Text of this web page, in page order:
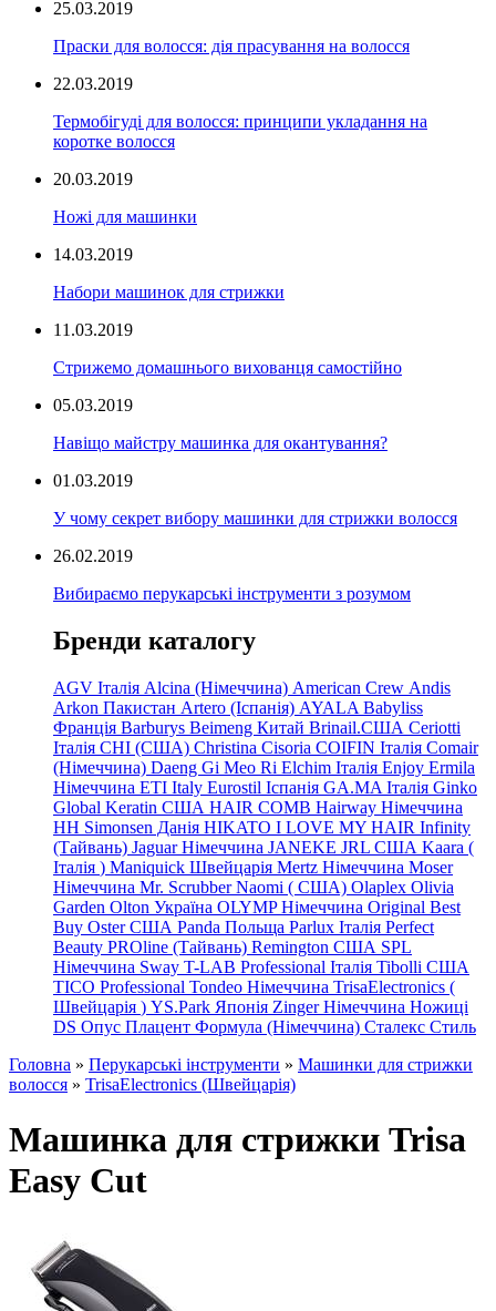
25.03.2019
Праски для волосся: дія прасування на волосся
22.03.2019
Термобігуді для волосся: принципи укладання на
коротке волосся
20.03.2019
Ножі для машинки
14.03.2019
Набори машинок для стрижки
11.03.2019
Стрижемо домашнього вихованця самостійно
05.03.2019
Навіщо майстру машинка для окантування?
01.03.2019
У чому секрет вибору машинки для стрижки волосся
26.02.2019
Вибираємо перукарські інструменти з розумом
Бренди каталогу
AGV Італія Alcina (Німеччина) American Crew Andis
Arkon Пакистан Artero (Іспанія) AYALA Babyliss
Франція Barburys Beimeng Китай Brinail.США Ceriotti
Італія CHI (США) Christina Cisoria COIFIN Італія Comair
(Німеччина) Daeng Gi Meo Ri Elchim Італія Enjoy Ermila
Німеччина ETI Italy Eurostil Іспанія GA.MA Італія Ginko
Global Keratin США HAIR COMB Hairway Німеччина
HH Simonsen Данія HIKATO I LOVE MY HAIR Infinity
(Тайвань) Jaguar Німеччина JANEKE JRL США Kaara (
Італія ) Maniquick Швейцарія Mertz Німеччина Moser
Німеччина Mr. Scrubber Naomi ( США) Olaplex Olivia
Garden Olton Україна OLYMP Німеччина Original Best
Buy Oster США Panda Польща Parlux Італія Perfect
Beauty PROline (Тайвань) Remington США SPL
Німеччина Sway T-LAB Professional Італія Tibolli США
TICO Professional Tondeo Німеччина TrisaElectronics (
Швейцарія ) YS.Park Японія Zinger Німеччина Ножиці
DS Опус Плацент Формула (Німеччина) Сталекс Стиль
Головна » Перукарські інструменти » Машинки для стрижки
волосся » TrisaElectronics (Швейцарія)
Машинка для стрижки Trisa
Easy Cut